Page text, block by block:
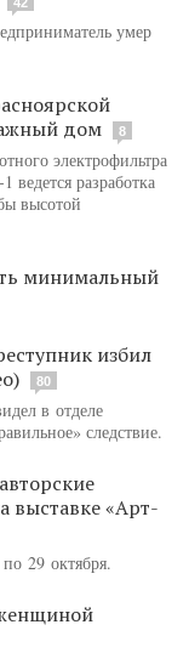
умер
дом
8
электрофильтра
разработка
высотой
минимальный
избил
80
в отделе
следствие.
выставке «Арт-
29 октября.